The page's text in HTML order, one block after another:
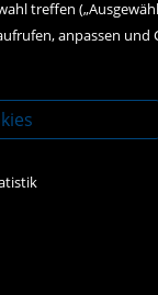
treffen
anpassen